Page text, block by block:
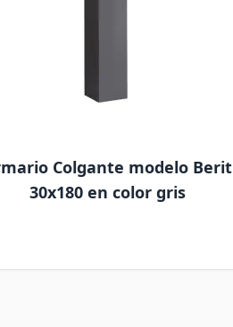
Colgante modelo Berit
30x180 en color gris